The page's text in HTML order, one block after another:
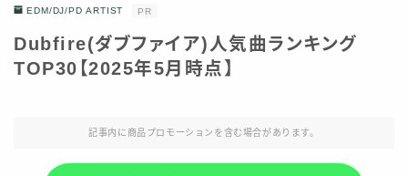
EDM/DJ/PD ARTIST PR
Dubfire(ダブファイア)人気曲ランキング
TOP30【2025年5月時点】
記事内に商品プロモーションを含む場合があります。